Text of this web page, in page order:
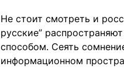
Не стоит смотреть и
русские”
способом. Сеять
информационном